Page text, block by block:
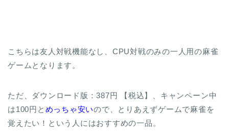
こちらは友人対戦機能なし、CPU対戦のみの一人用の麻雀
ゲームとなります。
ただ、ダウンロード版：387円 【税込】、キャンペーン中
は100円と めっちゃ安いので、とりあえずゲームで麻雀を
覚えたい！という人にはおすすめの一品。